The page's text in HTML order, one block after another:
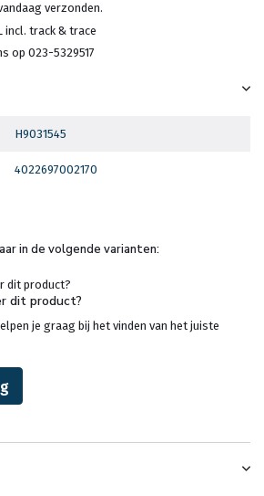
verzonden.
incl. track & trace
op 023-5329517
H9031545
4022697002170
in de volgende varianten:
dit product?
je graag bij het vinden van het juiste